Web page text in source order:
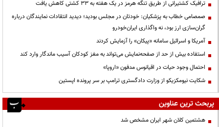
ترافیک کشتیرانی از طریق تنگه هرمز در یک هفته به ۳۳ کشتی کاهش یافت
صمصامی خطاب به پزشکیان: خودتان در مجلس بودید؛ دیدید انتقادات نمایندگان درباره
گران‌سازی ارز بود، نه واگذاری ایران‌خودرو
آمریکا و اسرائیل سامانه «پیکان» را آزمایش کردند
استفاده بیش از حد از صفحه‌نمایش می‌تواند به مغز کودکان آسیب ماندگار وارد کند
احتمال وجود حیات در اقیانوس مدفون «اروپا»
شکایت نیومکزیکو از وزارت دادگستری ترامپ بر سر پرونده اپستین
پربحث ترین عناوین
هشتمین کلان شهر ایران مشخص شد